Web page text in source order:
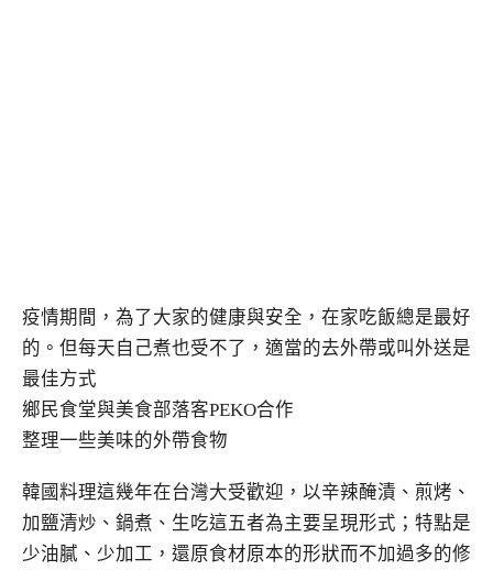
疫情期間，為了大家的健康與安全，在家吃飯總是最好
的。但每天自己煮也受不了，適當的去外帶或叫外送是
最佳方式
鄉民食堂與美食部落客PEKO合作
整理一些美味的外帶食物
韓國料理這幾年在台灣大受歡迎，以辛辣醃漬、煎烤、
加鹽清炒、鍋煮、生吃這五者為主要呈現形式；特點是
少油膩、少加工，還原食材原本的形狀而不加過多的修